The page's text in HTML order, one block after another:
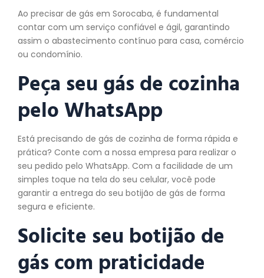
Ao precisar de gás em Sorocaba, é fundamental
contar com um serviço confiável e ágil, garantindo
assim o abastecimento contínuo para casa, comércio
ou condomínio.
Peça seu gás de cozinha
pelo WhatsApp
Está precisando de gás de cozinha de forma rápida e
prática? Conte com a nossa empresa para realizar o
seu pedido pelo WhatsApp. Com a facilidade de um
simples toque na tela do seu celular, você pode
garantir a entrega do seu botijão de gás de forma
segura e eficiente.
Solicite seu botijão de
gás com praticidade